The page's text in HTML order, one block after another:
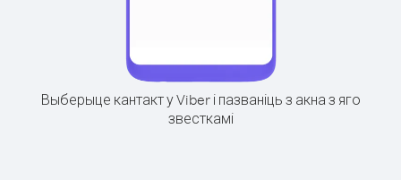
Выберыце кантакт у Viber і пазваніць з акна з яго
звесткамі